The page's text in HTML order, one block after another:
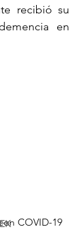
recibió su
en
COVID-19